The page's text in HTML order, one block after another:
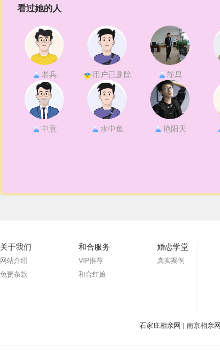
看过她的人
老兵 用户已删除 鸵鸟
中意 水中鱼 艳阳天
关于我们
网站介绍
免责条款
和合服务
VIP推荐
和合红娘
婚恋学堂
真实案例
石家庄相亲网 | 南京相亲